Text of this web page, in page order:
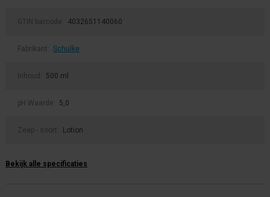
GTIN barcode: 4032651140060
Fabrikant: Schulke
Inhoud: 500 ml
pH Waarde: 5,0
Zeep - soort: Lotion
Bekijk alle specificaties